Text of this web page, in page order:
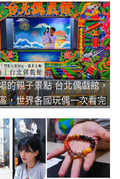
的親子景點 台北偶戲館，
，世界各國玩偶一次看完